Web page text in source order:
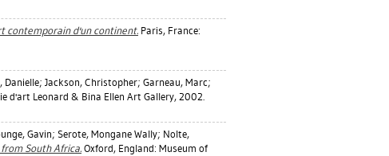
contemporain d'un continent. Paris, France:
Danielle; Jackson, Christopher; Garneau, Marc;
d'art Leonard & Bina Ellen Art Gallery, 2002.
Gavin; Serote, Mongane Wally; Nolte,
South Africa. Oxford, England: Museum of